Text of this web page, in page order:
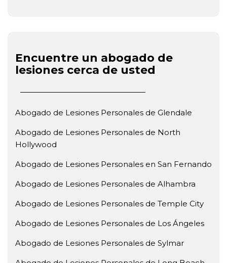
Encuentre un abogado de
lesiones cerca de usted
Abogado de Lesiones Personales de Glendale
Abogado de Lesiones Personales de North
Hollywood
Abogado de Lesiones Personales en San Fernando
Abogado de Lesiones Personales de Alhambra
Abogado de Lesiones Personales de Temple City
Abogado de Lesiones Personales de Los Ángeles
Abogado de Lesiones Personales de Sylmar